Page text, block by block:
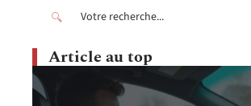
Article au top